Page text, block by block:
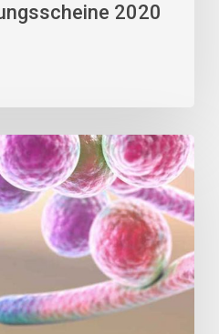
2020